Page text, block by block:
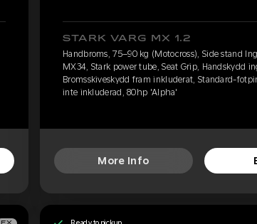
STARK VARG MX 1.2
Handbroms, 75–90 kg (Motocross), Side stand
MX34, Stark power tube, Seat Grip, Handskydd
Bromsskiveskydd fram inkluderat, Standard-
inte inkluderad, 80hp 'Alpha'
More Info